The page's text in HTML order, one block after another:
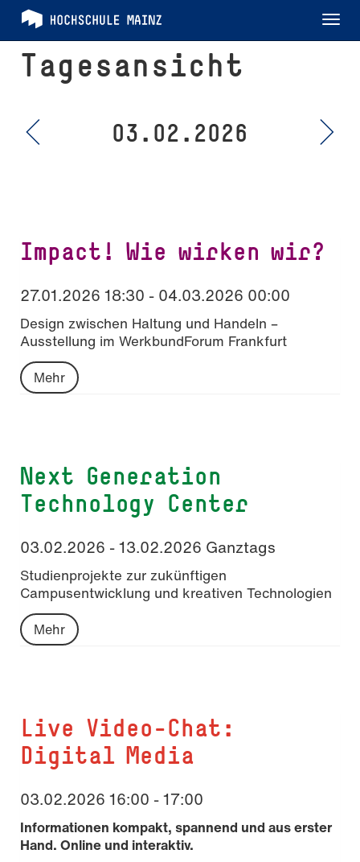
Tagesansicht
03.02.2026
Impact! Wie wirken wir?
27.01.2026 18:30 - 04.03.2026 00:00
Design zwischen Haltung und Handeln –
Ausstellung im WerkbundForum Frankfurt
Mehr
Next Generation
Technology Center
03.02.2026 - 13.02.2026 Ganztags
Studienprojekte zur zukünftigen
Campusentwicklung und kreativen Technologien
Mehr
Live Video-Chat:
Digital Media
03.02.2026 16:00 - 17:00
Informationen kompakt, spannend und aus erster
Hand. Online und interaktiv.